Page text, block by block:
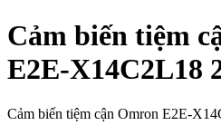
Cảm biến tiệm
E2E-X14C2L18
Cảm biến tiệm cận Omron E2E-